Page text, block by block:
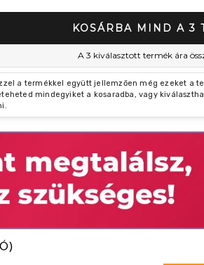
KOSÁRBA MIND A 3
A 3 kiválasztott termék ára
a termékkel együtt jellemzően még ezeket a
mindegyiket a kosaradba, vagy